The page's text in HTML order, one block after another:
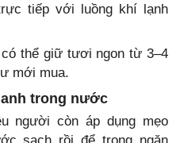
tiếp với luồng khí lạnh
thể giữ tươi ngon từ 3–4
mới mua.
trong nước
người còn áp dụng mẹo
sạch rồi để trong ngăn